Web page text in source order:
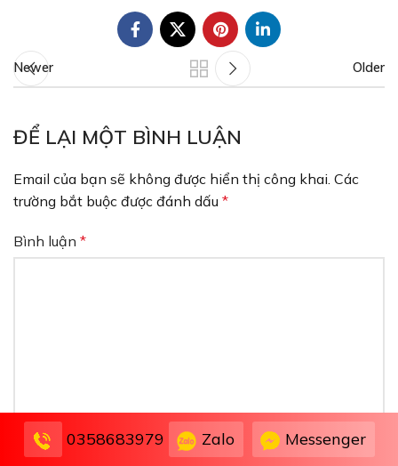
Newer Older
ĐỂ LẠI MỘT BÌNH LUẬN
Email của bạn sẽ không được hiển thị công khai. Các
trường bắt buộc được đánh dấu *
Bình luận *
Tên*
0358683979 Zalo Messenger